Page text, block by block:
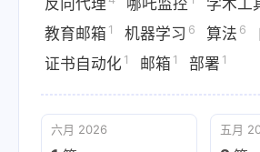
反向代理 哪吒监控 学术工
教育邮箱 1 机器学习 6 算法 6
证书自动化 1 邮箱 1 部署 1
六月 2026 五月